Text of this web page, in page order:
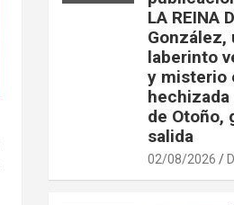
LA REINA
González,
laberinto
y misterio
de Otoño,
salida
02/08/2026